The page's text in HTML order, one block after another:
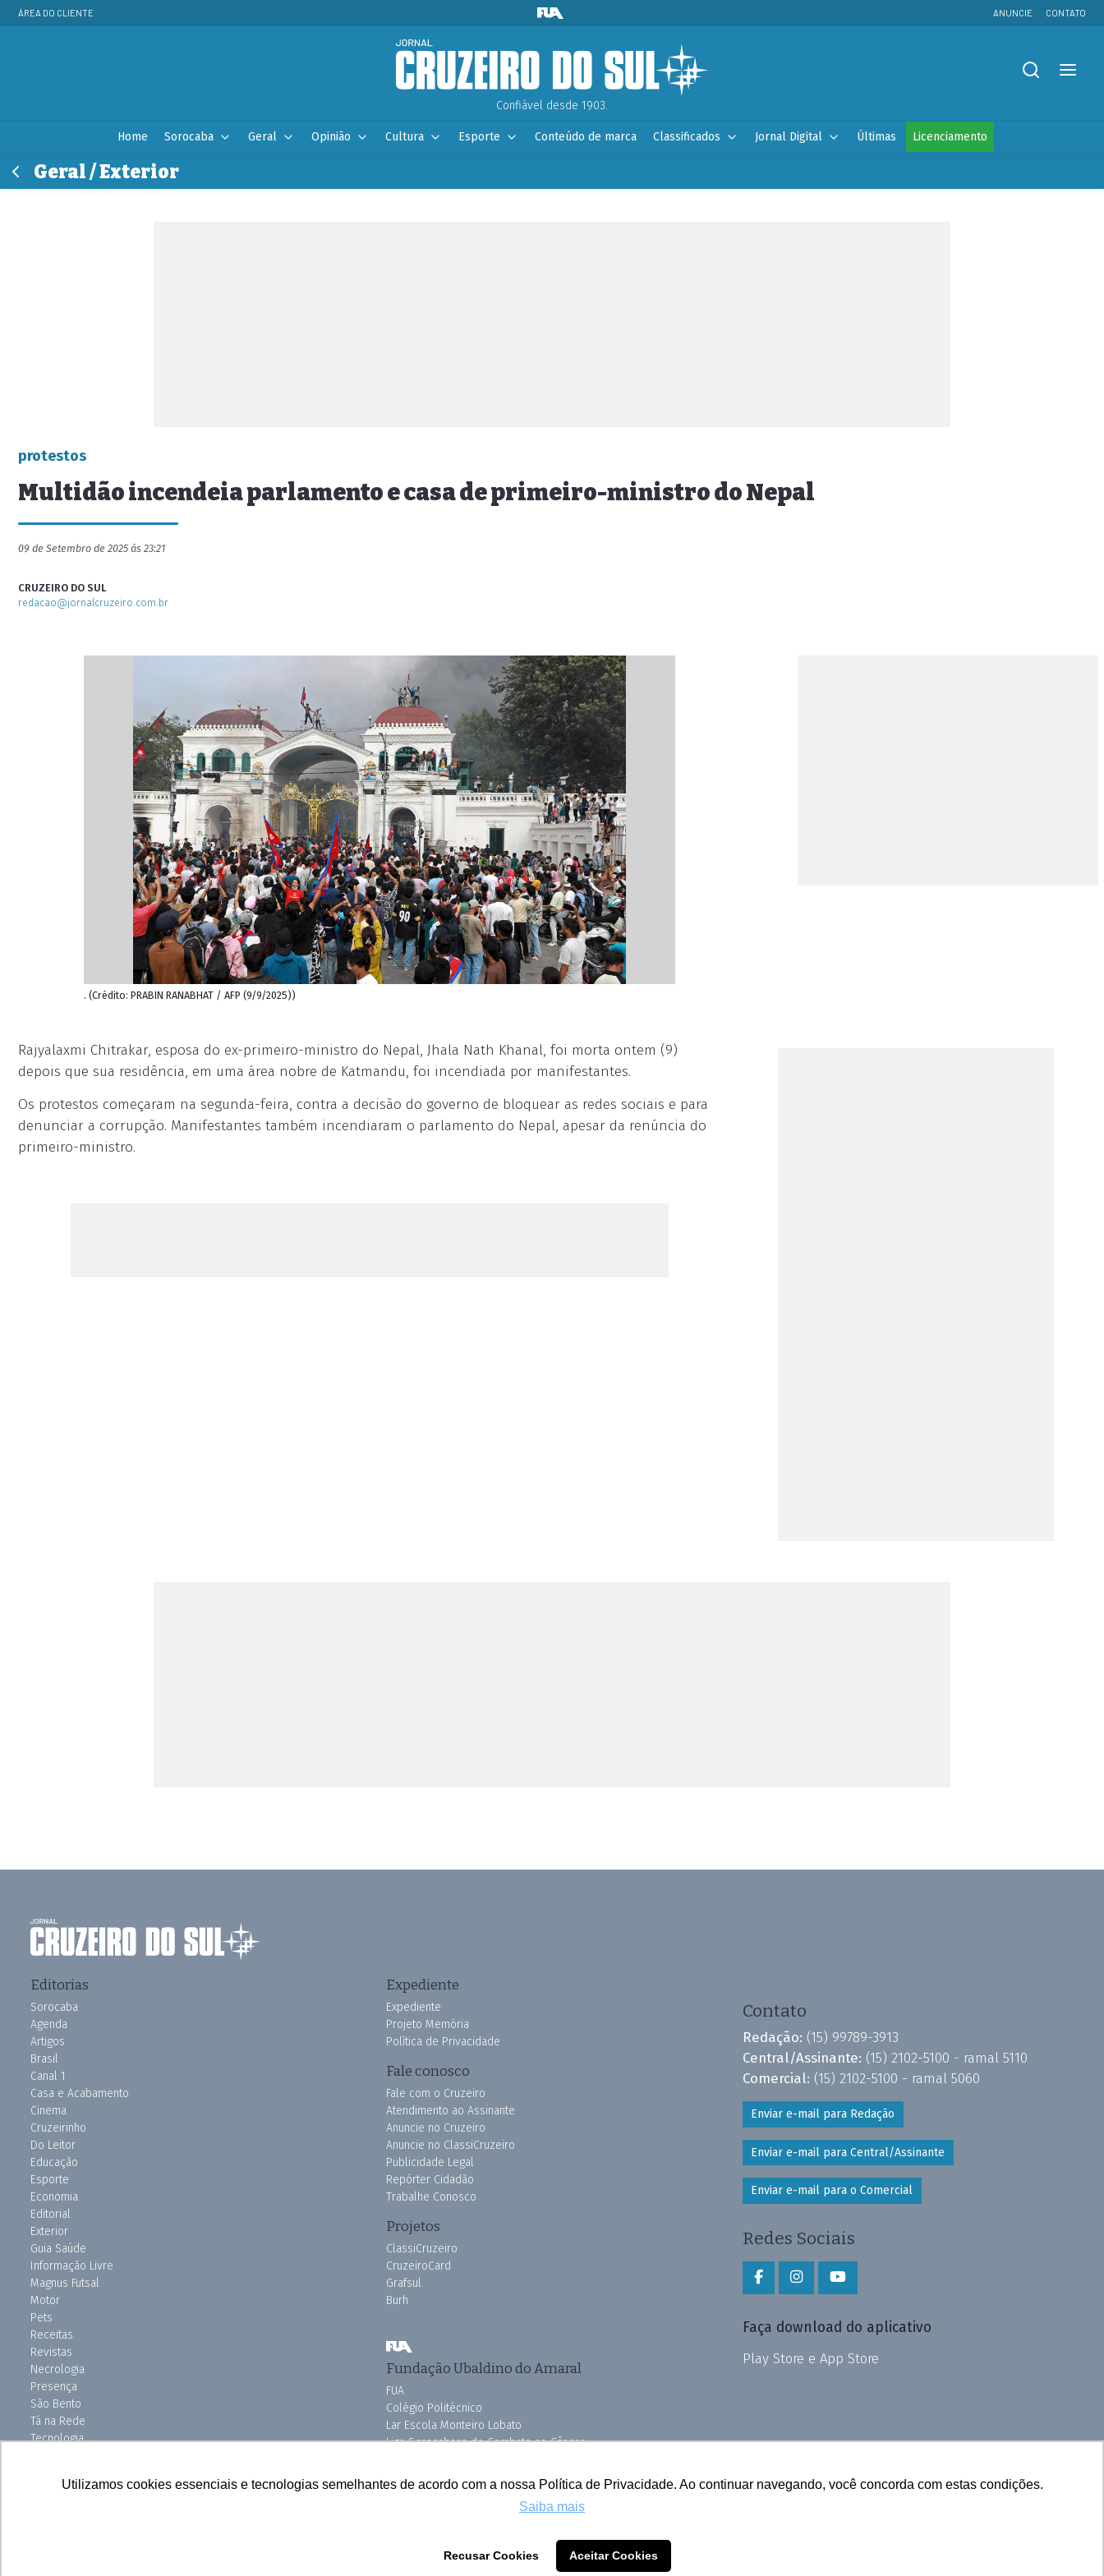
Utilizamos cookies essenciais e tecnologias semelhantes de acordo com a nossa Política de Privacidade. Ao continuar navegando, você concorda com estas condições.
Saiba mais
Recusar Cookies Aceitar Cookies
ÁREA DO CLIENTE ANUNCIE CONTATO
Confiável desde 1903.
Home Sorocaba Geral Opinião Cultura Esporte Conteúdo de marca Classificados Jornal Digital Últimas Licenciamento
Geral / Exterior
protestos
Multidão incendeia parlamento e casa de primeiro-ministro do Nepal
09 de Setembro de 2025 às 23:21
CRUZEIRO DO SUL
redacao@jornalcruzeiro.com.br
. (Crédito: PRABIN RANABHAT / AFP (9/9/2025))
Rajyalaxmi Chitrakar, esposa do ex-primeiro-ministro do Nepal, Jhala Nath Khanal, foi morta ontem (9)
depois que sua residência, em uma área nobre de Katmandu, foi incendiada por manifestantes.
Os protestos começaram na segunda-feira, contra a decisão do governo de bloquear as redes sociais e para
denunciar a corrupção. Manifestantes também incendiaram o parlamento do Nepal, apesar da renúncia do
primeiro-ministro.
Editorias
Sorocaba
Agenda
Artigos
Brasil
Canal 1
Casa e Acabamento
Cinema
Cruzeirinho
Do Leitor
Educação
Esporte
Economia
Editorial
Exterior
Guia Saúde
Informação Livre
Magnus Futsal
Motor
Pets
Receitas
Revistas
Necrologia
Presença
São Bento
Tá na Rede
Tecnologia
Expediente
Expediente
Projeto Memória
Política de Privacidade
Fale conosco
Fale com o Cruzeiro
Atendimento ao Assinante
Anuncie no Cruzeiro
Anuncie no ClassiCruzeiro
Publicidade Legal
Repórter Cidadão
Trabalhe Conosco
Projetos
ClassiCruzeiro
CruzeiroCard
Grafsul
Burh
Fundação Ubaldino do Amaral
FUA
Colégio Politécnico
Lar Escola Monteiro Lobato
Liga Sorocabana de Combate ao Câncer
Pink do Bem OSSEL
Contato
Redação: (15) 99789-3913
Central/Assinante: (15) 2102-5100 - ramal 5110
Comercial: (15) 2102-5100 - ramal 5060
Enviar e-mail para Redação
Enviar e-mail para Central/Assinante
Enviar e-mail para o Comercial
Redes Sociais
Faça download do aplicativo
Play Store e App Store
Todos os direitos reservados © 2025 Cruzeiro do Sul